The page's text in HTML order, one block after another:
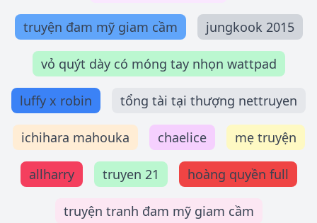
truyện đam mỹ giam cầm jungkook 2015
vỏ quýt dày có móng tay nhọn wattpad
luffy x robin tổng tài tại thượng nettruyen
ichihara mahouka chaelice mẹ truyện
allharry truyen 21 hoàng quyền full
truyện tranh đam mỹ giam cầm